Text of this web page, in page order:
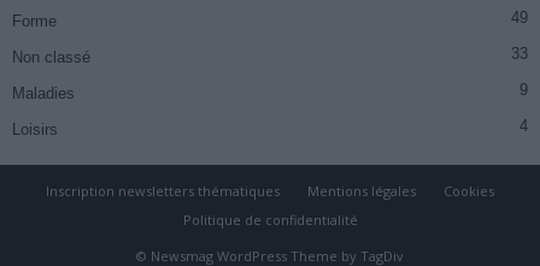
Forme 49
Non classé 33
Maladies 9
Loisirs 4
Inscription newsletters thématiques Mentions légales
Cookies
Politique de confidentialité
© Newsmag WordPress Theme by TagDiv